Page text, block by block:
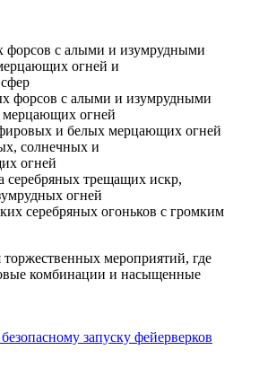
форсов с алыми и изумрудными
огней и
форсов с алыми и изумрудными
мерцающих огней
и белых мерцающих огней
солнечных и
огней
серебряных трещащих искр,
огней
серебряных огоньков с громким
мероприятий, где
комбинации и насыщенные
запуску фейерверков